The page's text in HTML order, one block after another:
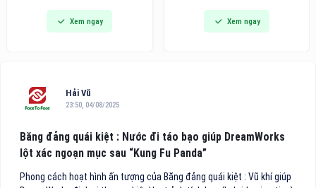
đi vào hoạt động, đánh dấu
bước phát triển quan trọng
trong chiến lược hoàn thiện hệ
địa chỉ khám, điều trị và phẫu
thuật mắt chất lượng cao
chuyên sâu.
Xem ngay
dòng bàn ủi hơi nước cầm tay
thế hệ mới tích hợp công nghệ
hút vải thông minh, hướng đến
Xem ngay
Hải Vũ
23:50, 04/08/2025
Băng đảng quái kiệt : Nước đi táo bạo giúp DreamWorks
lột xác ngoạn mục sau “Kung Fu Panda”
Phong cách hoạt hình ấn tượng của Băng đảng quái kiệt : Vũ khí giúp